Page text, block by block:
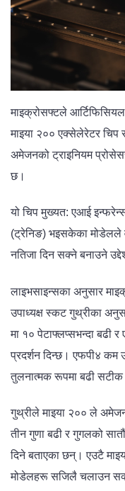
माइक्रोसफ्टले
माइया २०० एक्सेलेरेटर चिप
अमेजनको ट्राइनियम
छ।
यो चिप मुख्यत: एआई
(ट्रेनिङ) भइसकेका मोडेलले
नतिजा दिन सक्ने बनाउने
लाइभसाइन्सका अनुसार
उपाध्यक्ष स्कट गुथ्रीका
मा १० पेटाफ्लप्सभन्दा बढी
प्रदर्शन दिन्छ। एफपी४ कम
तुलनात्मक रूपमा बढी सटीक
गुथ्रीले माइया २०० ले
तीन गुणा बढी र गुगलको
दिने बताएका छन्। एउटै
मोडेलहरू सजिलै चलाउन